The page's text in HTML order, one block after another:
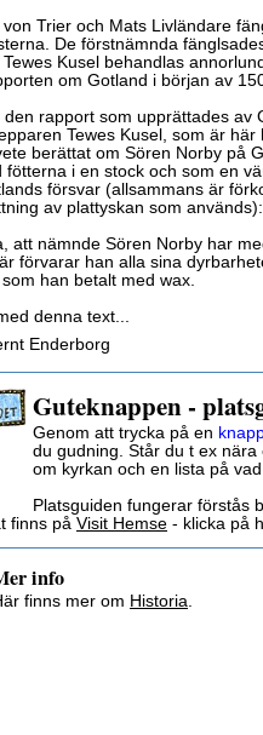
Trier och Mats Livländare
De förstnämnda
Kusel behandlas
om Gotland i början av
den rapport som upprättades av
Tewes Kusel, som är
berättat om Sören Norby på
fötterna i en stock och som en
försvar (allsammans är
av plattyskan som används):
att nämnde Sören Norby har
förvarar han alla sina
han betalt med wax.
denna text...
Enderborg
Guteknappen -
Genom att trycka på en
du gudning. Står du t ex
om kyrkan och en lista på
Platsguiden fungerar förstås
finns på Visit Hemse - klicka på
info
finns mer om Historia.